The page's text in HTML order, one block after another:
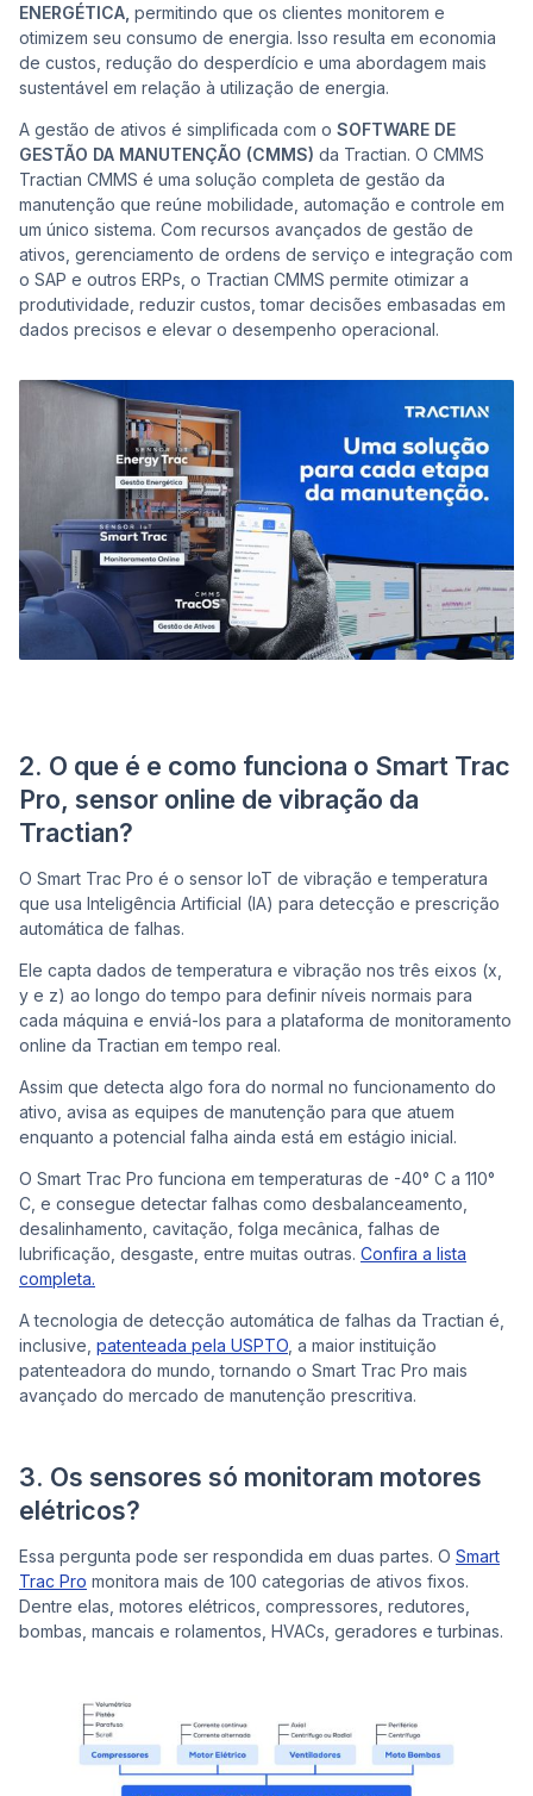
ENERGÉTICA, permitindo que os clientes monitorem e
otimizem seu consumo de energia. Isso resulta em economia
de custos, redução do desperdício e uma abordagem mais
sustentável em relação à utilização de energia.
A gestão de ativos é simplificada com o SOFTWARE DE
GESTÃO DA MANUTENÇÃO (CMMS) da Tractian. O CMMS
Tractian CMMS é uma solução completa de gestão da
manutenção que reúne mobilidade, automação e controle em
um único sistema. Com recursos avançados de gestão de
ativos, gerenciamento de ordens de serviço e integração com
o SAP e outros ERPs, o Tractian CMMS permite otimizar a
produtividade, reduzir custos, tomar decisões embasadas em
dados precisos e elevar o desempenho operacional.
2. O que é e como funciona o Smart Trac
Pro, sensor online de vibração da
Tractian?
O Smart Trac Pro é o sensor IoT de vibração e temperatura
que usa Inteligência Artificial (IA) para detecção e prescrição
automática de falhas.
Ele capta dados de temperatura e vibração nos três eixos (x,
y e z) ao longo do tempo para definir níveis normais para
cada máquina e enviá-los para a plataforma de monitoramento
online da Tractian em tempo real.
Assim que detecta algo fora do normal no funcionamento do
ativo, avisa as equipes de manutenção para que atuem
enquanto a potencial falha ainda está em estágio inicial.
O Smart Trac Pro funciona em temperaturas de -40° C a 110°
C, e consegue detectar falhas como desbalanceamento,
desalinhamento, cavitação, folga mecânica, falhas de
lubrificação, desgaste, entre muitas outras. Confira a lista
completa.
A tecnologia de detecção automática de falhas da Tractian é,
inclusive, patenteada pela USPTO , a maior instituição
patenteadora do mundo, tornando o Smart Trac Pro mais
avançado do mercado de manutenção prescritiva.
3. Os sensores só monitoram motores
elétricos?
Essa pergunta pode ser respondida em duas partes. O Smart
Trac Pro monitora mais de 100 categorias de ativos fixos.
Dentre elas, motores elétricos, compressores, redutores,
bombas, mancais e rolamentos, HVACs, geradores e turbinas.